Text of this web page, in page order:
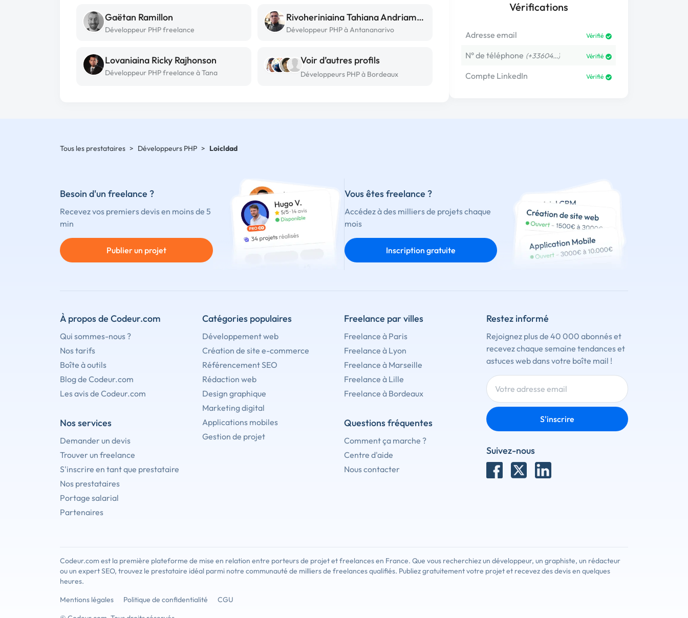
Vérifications
Adresse email Vérifié
N° de téléphone (+33604…) Vérifié
Compte LinkedIn Vérifié
Gaëtan Ramillon
Développeur PHP freelance
Rivoheriniaina Tahiana Andriamamonjy
Développeur PHP à Antananarivo
Lovaniaina Ricky Rajhonson
Développeur PHP freelance à Tana
Voir d’autres profils
Développeurs PHP à Bordeaux
Tous les prestataires > Développeurs PHP > Loicldad
Besoin d'un freelance ?
Recevez vos premiers devis en moins de 5
min
Publier un projet
Vous êtes freelance ?
Accédez à des milliers de projets chaque
mois
Inscription gratuite
À propos de Codeur.com
Qui sommes-nous ?
Nos tarifs
Boîte à outils
Blog de Codeur.com
Les avis de Codeur.com
Nos services
Demander un devis
Trouver un freelance
S'inscrire en tant que prestataire
Nos prestataires
Portage salarial
Partenaires
Catégories populaires
Développement web
Création de site e-commerce
Référencement SEO
Rédaction web
Design graphique
Marketing digital
Applications mobiles
Gestion de projet
Freelance par villes
Freelance à Paris
Freelance à Lyon
Freelance à Marseille
Freelance à Lille
Freelance à Bordeaux
Questions fréquentes
Comment ça marche ?
Centre d'aide
Nous contacter
Restez informé
Rejoignez plus de 40 000 abonnés et
recevez chaque semaine tendances et
astuces web dans votre boîte mail !
S'inscrire
Suivez-nous
Codeur.com est la première plateforme de mise en relation entre porteurs de projet et freelances en France. Que vous recherchiez un développeur, un graphiste, un rédacteur
ou un expert SEO, trouvez le prestataire idéal parmi notre communauté de milliers de freelances qualifiés. Publiez gratuitement votre projet et recevez des devis en quelques
heures.
Mentions légales
Politique de confidentialité
CGU